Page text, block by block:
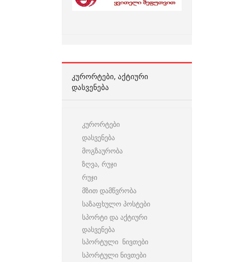
ᲙᲣᲠᲝᲠᲢᲔᲑᲘ, ᲐᲥᲢᲘᲣᲠᲘ
ᲓᲐᲡᲕᲔᲜᲔᲑᲐ
კურორტები
დასვენება
მოგზაურობა
ზღვა, რუჯი
რუჯი
მზით დამწვრობა
საზაფხულო პოსტები
სპორტი და აქტიური
დასვენება
სპორტული ნივთები
სპორტული ნივთები